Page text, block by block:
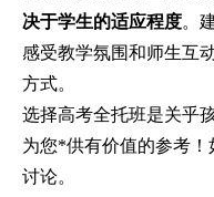
决于学生的适应程度。
感受教学氛围和师生互
方式。
选择高考全托班是关乎
为您*供有价值的参考
讨论。